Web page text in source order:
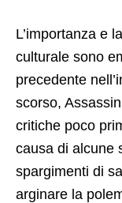
L’importanza e
culturale sono
precedente
scorso,
critiche poco
causa di alcune
spargimenti di
arginare la